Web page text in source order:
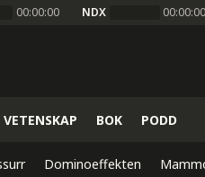
00:00:00 NDX 00:00:00
VETENSKAP BOK PODD
Dominoeffekten